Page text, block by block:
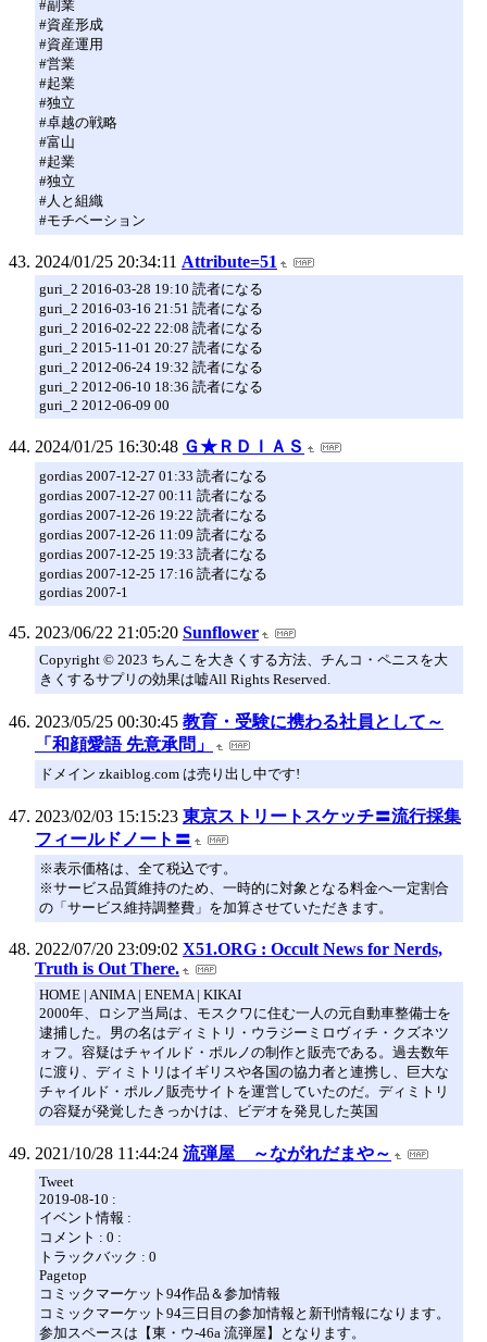
#副業
#資産形成
#資産運用
#営業
#起業
#独立
#卓越の戦略
#富山
#起業
#独立
#人と組織
#モチベーション
2024/01/25 20:34:11 Attribute=51
guri_2 2016-03-28 19:10 読者になる
guri_2 2016-03-16 21:51 読者になる
guri_2 2016-02-22 22:08 読者になる
guri_2 2015-11-01 20:27 読者になる
guri_2 2012-06-24 19:32 読者になる
guri_2 2012-06-10 18:36 読者になる
guri_2 2012-06-09 00
2024/01/25 16:30:48 Ｇ★ＲＤＩＡＳ
gordias 2007-12-27 01:33 読者になる
gordias 2007-12-27 00:11 読者になる
gordias 2007-12-26 19:22 読者になる
gordias 2007-12-26 11:09 読者になる
gordias 2007-12-25 19:33 読者になる
gordias 2007-12-25 17:16 読者になる
gordias 2007-1
2023/06/22 21:05:20 Sunflower
Copyright © 2023 ちんこを大きくする方法、チんコ・ペニスを大
きくするサプリの効果は嘘All Rights Reserved.
2023/05/25 00:30:45 教育・受験に携わる社員として～
「和顔愛語 先意承問」
ドメイン zkaiblog.com は売り出し中です!
2023/02/03 15:15:23 東京ストリートスケッチ〓流行採集
フィールドノート〓
※表示価格は、全て税込です。
※サービス品質維持のため、一時的に対象となる料金へ一定割合
の「サービス維持調整費」を加算させていただきます。
2022/07/20 23:09:02 X51.ORG : Occult News for Nerds,
Truth is Out There.
HOME | ANIMA | ENEMA | KIKAI
2000年、ロシア当局は、モスクワに住む一人の元自動車整備士を
逮捕した。男の名はディミトリ・ウラジーミロヴィチ・クズネツ
ォフ。容疑はチャイルド・ポルノの制作と販売である。過去数年
に渡り、ディミトリはイギリスや各国の協力者と連携し、巨大な
チャイルド・ポルノ販売サイトを運営していたのだ。ディミトリ
の容疑が発覚したきっかけは、ビデオを発見した英国
2021/10/28 11:44:24 流弾屋 ～ながれだまや～
Tweet
2019-08-10 :
イベント情報 :
コメント : 0 :
トラックバック : 0
Pagetop
コミックマーケット94作品＆参加情報
コミックマーケット94三日目の参加情報と新刊情報になります。
参加スペースは【東・ウ-46a 流弾屋】となります。